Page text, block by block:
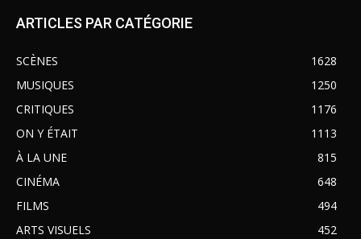
ARTICLES PAR CATÉGORIE
SCÈNES
1628
MUSIQUES
1250
CRITIQUES
1176
ON Y ÉTAIT
1113
À LA UNE
815
CINÉMA
648
FILMS
494
ARTS VISUELS
452